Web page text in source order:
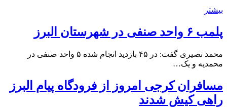
بیشتر
پلمب ۶ واحد صنفی در شهرستان البرز
محمد نصیری گفت: در ۴۵ بازدید انجام شده ۵ واحد صنفی در
محمدیه و یک…
مسافران کرجی امروز از فرودگاه پیام البرز
راهی کیش شدند